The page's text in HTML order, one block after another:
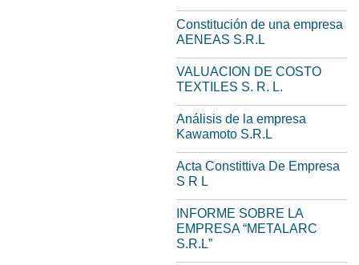
Constitución de una empresa
AENEAS S.R.L
VALUACION DE COSTO
TEXTILES S. R. L.
Análisis de la empresa
Kawamoto S.R.L
Acta Constittiva De Empresa
S R L
INFORME SOBRE LA
EMPRESA “METALARC
S.R.L”